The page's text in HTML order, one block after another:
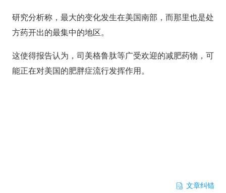
研究分析称，最大的变化发生在美国南部，而那里也是处
方药开出的最集中的地区。
这使得报告认为，司美格鲁肽等广受欢迎的减肥药物，可
能正在对美国的肥胖症流行发挥作用。
文章纠错